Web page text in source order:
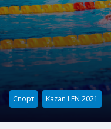
Категория:
Спорт Kazan LEN 2021